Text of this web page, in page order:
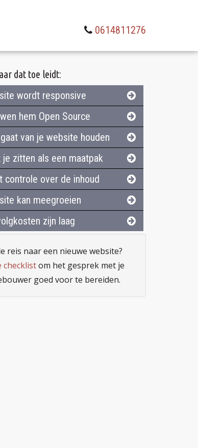
0614811276
dat toe leidt:
wordt responsive
hem Open Source
van je website houden
je zitten als een maatpak
controle over de inhoud
kan meegroeien
zijn laag
reis naar een nieuwe website?
checklistom het gesprek met je
goed voor te bereiden.